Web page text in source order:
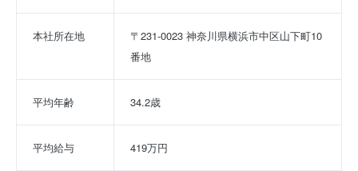
本社所在地
〒231-0023 神奈川県横浜市中区山下町10
番地
平均年齢 34.2歳
平均給与 419万円